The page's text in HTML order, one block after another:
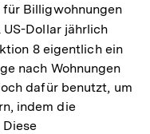
Billigwohnungen
US-Dollar jährlich
der
8 eigentlich ein
nach Wohnungen
dafür benutzt, um
indem die